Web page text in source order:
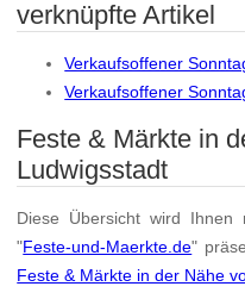
verknüpfte Artikel
Verkaufsoffener
Verkaufsoffener
Feste & Märkte in
Ludwigsstadt
Diese Übersicht wird Ihnen
"Feste-und-Maerkte.de"
Feste & Märkte in der Nähe